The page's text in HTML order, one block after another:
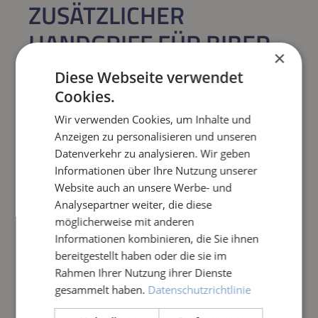
ZUSÄTZLICHER
HANDGRIFF FÜR BIBER
UND BISAM
Regulärer Preis:
59,26 €
Preise inkl. MwSt. zzgl. Versandkosten
Produkt Anzahl: Gib den gewünschten
IN DEN WARENKORB
Frage zum Artikel
×
Diese Webseite verwendet
Cookies.
Wir verwenden Cookies, um Inhalte und
Anzeigen zu personalisieren und unseren
Datenverkehr zu analysieren. Wir geben
Informationen über Ihre Nutzung unserer
Website auch an unsere Werbe- und
Analysepartner weiter, die diese
möglicherweise mit anderen
Informationen kombinieren, die Sie ihnen
bereitgestellt haben oder die sie im
Rahmen Ihrer Nutzung ihrer Dienste
gesammelt haben. Datenschutzrichtlinie